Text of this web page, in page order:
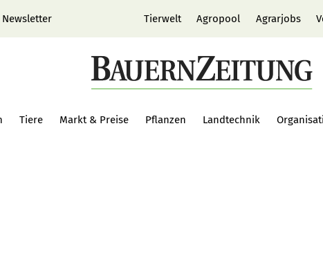
Newsletter Tierwelt Agropool Agrarjobs
Tiere Markt & Preise Pflanzen Landtechnik